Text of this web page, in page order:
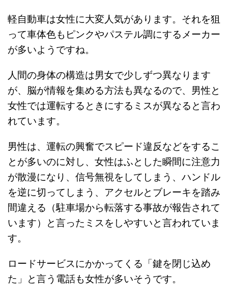
軽自動車は女性に大変人気があります。それを狙
って車体色もピンクやパステル調にするメーカー
が多いようですね。
人間の身体の構造は男女で少しずつ異なります
が、脳が情報を集める方法も異なるので、男性と
女性では運転するときにするミスが異なると言わ
れています。
男性は、運転の興奮でスピード違反などをするこ
とが多いのに対し、女性はふとした瞬間に注意力
が散漫になり、信号無視をしてしまう、ハンドル
を逆に切ってしまう、アクセルとブレーキを踏み
間違える（駐車場から転落する事故が報告されて
います）と言ったミスをしやすいと言われていま
す。
ロードサービスにかかってくる「鍵を閉じ込め
た」と言う電話も女性が多いそうです。